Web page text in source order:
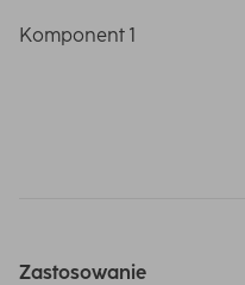
Komponent 1
Zastosowanie